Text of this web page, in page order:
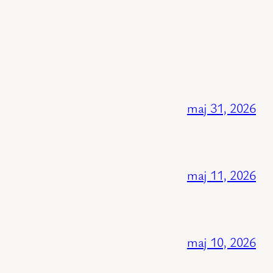
maj 31, 2026
maj 11, 2026
maj 10, 2026